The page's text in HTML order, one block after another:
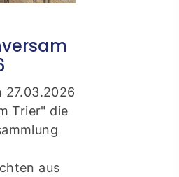
27.03.2026
Trier" die
aus